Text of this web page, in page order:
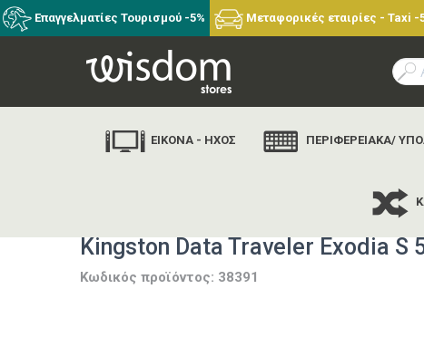
Επαγγελματίες Τουρισμού -5% Μεταφορικές εταιρίες - Taxi -
ΕΙΚΟΝΑ - ΗΧΟΣ ΠΕΡΙΦΕΡΕΙΑΚΑ/
εταιρίες
Kingston Data Traveler Exodia S
Κωδικός προϊόντος: 38391